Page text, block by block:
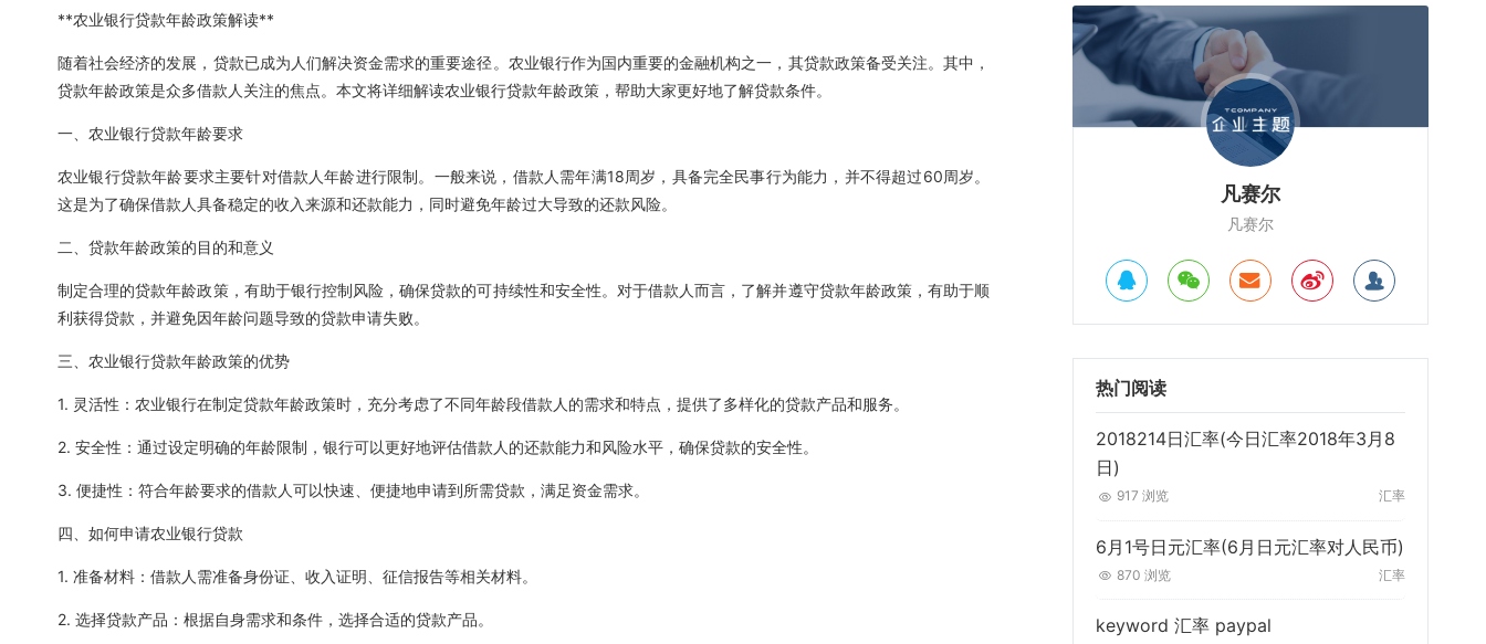
**农业银行贷款年龄政策解读**
随着社会经济的发展，贷款已成为人们解决资金需求的重要途径。农业银行作为国内重要的金融机构之一，其贷款政策备受关注。其中，
贷款年龄政策是众多借款人关注的焦点。本文将详细解读农业银行贷款年龄政策，帮助大家更好地了解贷款条件。
一、农业银行贷款年龄要求
农业银行贷款年龄要求主要针对借款人年龄进行限制。一般来说，借款人需年满18周岁，具备完全民事行为能力，并不得超过60周岁。
这是为了确保借款人具备稳定的收入来源和还款能力，同时避免年龄过大导致的还款风险。
二、贷款年龄政策的目的和意义
制定合理的贷款年龄政策，有助于银行控制风险，确保贷款的可持续性和安全性。对于借款人而言，了解并遵守贷款年龄政策，有助于顺
利获得贷款，并避免因年龄问题导致的贷款申请失败。
三、农业银行贷款年龄政策的优势
1. 灵活性：农业银行在制定贷款年龄政策时，充分考虑了不同年龄段借款人的需求和特点，提供了多样化的贷款产品和服务。
2. 安全性：通过设定明确的年龄限制，银行可以更好地评估借款人的还款能力和风险水平，确保贷款的安全性。
3. 便捷性：符合年龄要求的借款人可以快速、便捷地申请到所需贷款，满足资金需求。
四、如何申请农业银行贷款
1. 准备材料：借款人需准备身份证、收入证明、征信报告等相关材料。
2. 选择贷款产品：根据自身需求和条件，选择合适的贷款产品。
凡赛尔
凡赛尔
热门阅读
2018214日汇率(今日汇率2018年3月8
日)
917 浏览 汇率
6月1号日元汇率(6月日元汇率对人民币)
870 浏览 汇率
keyword 汇率 paypal